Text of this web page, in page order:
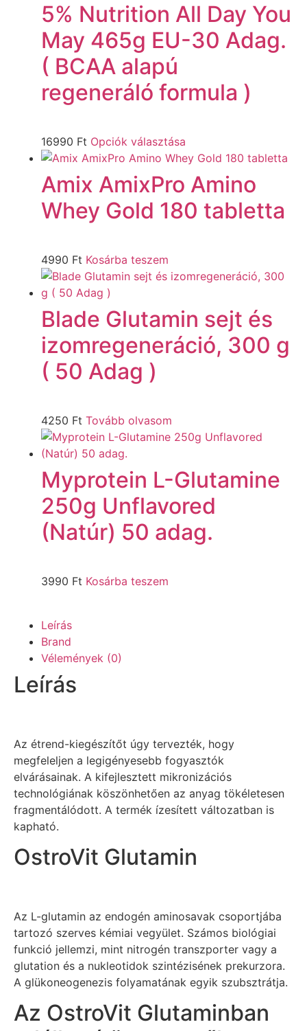
5% Nutrition All Day You
May 465g EU-30 Adag.
( BCAA alapú
regeneráló formula )
16990 Ft Opciók választása
Amix AmixPro Amino
Whey Gold 180 tabletta
4990 Ft Kosárba teszem
Blade Glutamin sejt és
izomregeneráció, 300 g
( 50 Adag )
4250 Ft Tovább olvasom
Myprotein L-Glutamine
250g Unflavored
(Natúr) 50 adag.
3990 Ft Kosárba teszem
Leírás
Brand
Vélemények (0)
Leírás
Az étrend-kiegészítőt úgy tervezték, hogy
megfeleljen a legigényesebb fogyasztók
elvárásainak. A kifejlesztett mikronizációs
technológiának köszönhetően az anyag tökéletesen
fragmentálódott. A termék ízesített változatban is
kapható.
OstroVit Glutamin
Az L-glutamin az endogén aminosavak csoportjába
tartozó szerves kémiai vegyület. Számos biológiai
funkció jellemzi, mint nitrogén transzporter vagy a
glutation és a nukleotidok szintézisének prekurzora.
A glükoneogenezis folyamatának egyik szubsztrátja.
Az OstroVit Glutaminban